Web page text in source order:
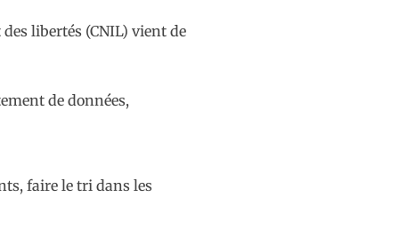
libertés (CNIL) vient de
de données,
faire le tri dans les